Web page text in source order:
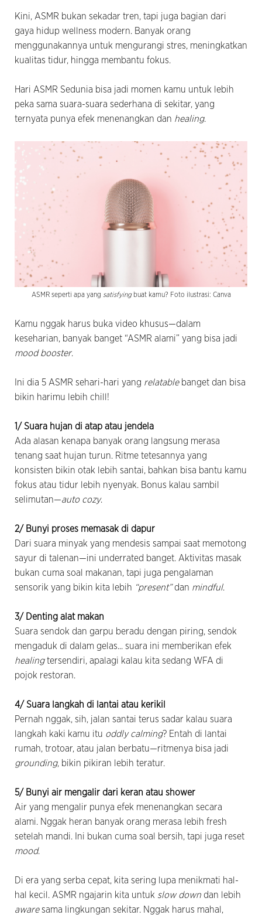
Kini, ASMR bukan sekadar tren, tapi juga bagian dari
gaya hidup wellness modern. Banyak orang
menggunakannya untuk mengurangi stres, meningkatkan
kualitas tidur, hingga membantu fokus.
Hari ASMR Sedunia bisa jadi momen kamu untuk lebih
peka sama suara-suara sederhana di sekitar, yang
ternyata punya efek menenangkan dan healing.
ASMR seperti apa yang satisfying buat kamu? Foto ilustrasi: Canva
Kamu nggak harus buka video khusus—dalam
keseharian, banyak banget “ASMR alami” yang bisa jadi
mood booster.
Ini dia 5 ASMR sehari-hari yang relatable banget dan bisa
bikin harimu lebih chill!
1/ Suara hujan di atap atau jendela
Ada alasan kenapa banyak orang langsung merasa
tenang saat hujan turun. Ritme tetesannya yang
konsisten bikin otak lebih santai, bahkan bisa bantu kamu
fokus atau tidur lebih nyenyak. Bonus kalau sambil
selimutan—auto cozy.
2/ Bunyi proses memasak di dapur
Dari suara minyak yang mendesis sampai saat memotong
sayur di talenan—ini underrated banget. Aktivitas masak
bukan cuma soal makanan, tapi juga pengalaman
sensorik yang bikin kita lebih “present”dan mindful.
3/ Denting alat makan
Suara sendok dan garpu beradu dengan piring, sendok
mengaduk di dalam gelas... suara ini memberikan efek
healingtersendiri, apalagi kalau kita sedang WFA di
pojok restoran.
4/ Suara langkah di lantai atau kerikil
Pernah nggak, sih, jalan santai terus sadar kalau suara
langkah kaki kamu itu oddly calming? Entah di lantai
rumah, trotoar, atau jalan berbatu—ritmenya bisa jadi
grounding, bikin pikiran lebih teratur.
5/ Bunyi air mengalir dari keran atau shower
Air yang mengalir punya efek menenangkan secara
alami. Nggak heran banyak orang merasa lebih fresh
setelah mandi. Ini bukan cuma soal bersih, tapi juga reset
mood.
Di era yang serba cepat, kita sering lupa menikmati hal-
hal kecil. ASMR ngajarin kita untuk slow down dan lebih
awaresama lingkungan sekitar. Nggak harus mahal,